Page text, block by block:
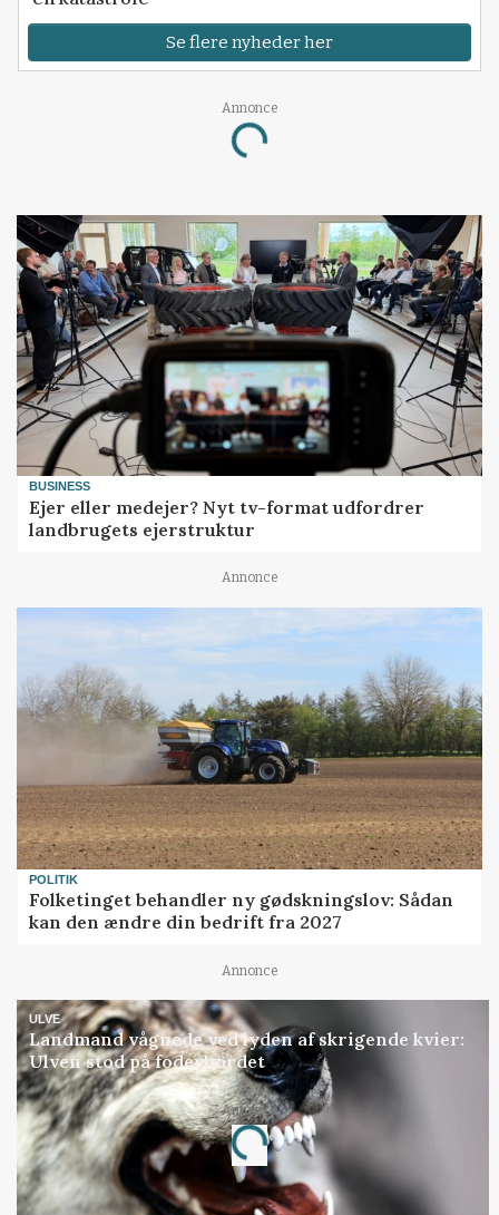
Se flere nyheder her
Annonce
Loading...
BUSINESS
Ejer eller medejer? Nyt tv-format udfordrer
landbrugets ejerstruktur
Annonce
POLITIK
Folketinget behandler ny gødskningslov: Sådan
kan den ændre din bedrift fra 2027
Annonce
ULVE
Landmand vågnede ved lyden af skrigende kvier:
Ulven stod på foderbordet
Annonce
Loading...